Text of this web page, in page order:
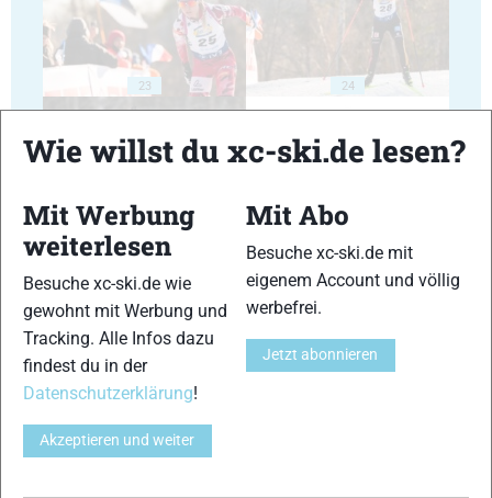
23 24
25 26
27
Wie willst du xc-ski.de lesen?
Mit Werbung
weiterlesen
Besuche xc-ski.de wie
gewohnt mit Werbung und
Tracking. Alle Infos dazu
findest du in der
Datenschutzerklärung!
Akzeptieren und weiter
Mit Abo
Besuche xc-ski.de mit
eigenem Account und völlig
werbefrei.
Jetzt abonnieren